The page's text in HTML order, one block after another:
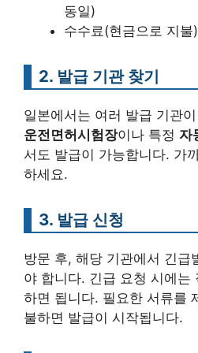
동일)
수수료(현금으로 지불)
2. 발급 기관 찾기
일본에서는 여러 발급 기관
운전면허시험장이나 특정 자
서도 발급이 가능합니다. 가
하세요.
3. 발급 신청
방문 후, 해당 기관에서 긴급
야 합니다. 긴급 요청 시에는
하면 됩니다. 필요한 서류를
불하면 발급이 시작됩니다.